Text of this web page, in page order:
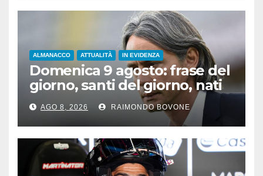
ALMANACCO ATTUALITÀ IN EVIDENZA
Domenica 9 agosto: frase del
giorno, santi del giorno, nati
famosi, accadde oggi
AGO 8, 2026 RAIMONDO BOVONE